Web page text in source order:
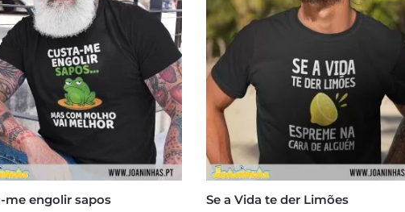
me engolir sapos Se a Vida te der Limões